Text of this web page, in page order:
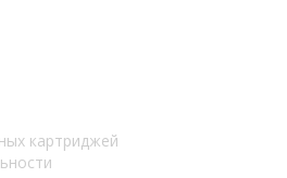
картриджей